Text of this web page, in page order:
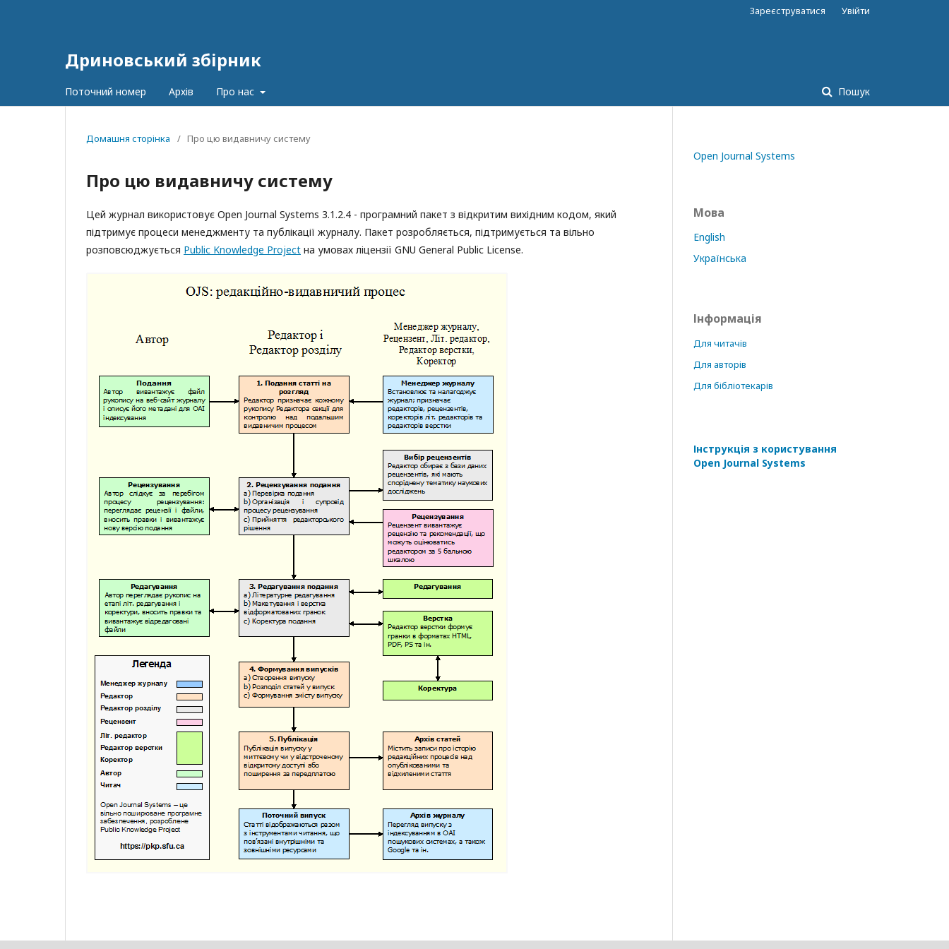
Дриновський збірник
Поточний номер Архів Про нас Пошук
Зареєструватися Увійти
Домашня сторінка / Про цю видавничу систему
Про цю видавничу систему
Цей журнал використовує Open Journal Systems 3.1.2.4 - програмний пакет з відкритим вихідним кодом, який
підтримує процеси менеджменту та публікації журналу. Пакет розробляється, підтримується та вільно
розповсюджується Public Knowledge Project на умовах ліцензії GNU General Public License.
Open Journal Systems
Мова
English
Українська
Інформація
Для читачів
Для авторів
Для бібліотекарів
Інструкція з користування
Open Journal Systems